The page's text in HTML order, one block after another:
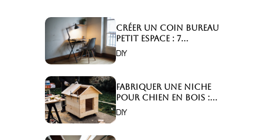
Créer un coin bureau
petit espace : 7
astuces malignes!
DIY
Fabriquer une niche
pour chien en bois :
Comment faire ?
DIY